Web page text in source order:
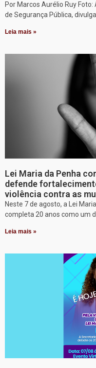
Por Marcos Aurélio Ruy
de Segurança Pública,
Leia mais »
Lei Maria da Penha
defende
violência contra as
Neste 7 de agosto, a Lei
completa 20 anos como um
Leia mais »